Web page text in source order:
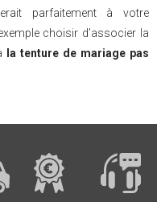
parfaitement à votre
choisir d’associer la
la tenture de mariage pas